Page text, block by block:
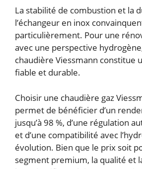
La stabilité de combustion et la
l’échangeur en inox
particulièrement. Pour une
avec une perspective
chaudière Viessmann constitue
fiable et durable.
Choisir une chaudière gaz
permet de bénéficier d’un
jusqu’à 98 %, d’une régulation
et d’une compatibilité avec
évolution. Bien que le prix soit
segment premium, la qualité et